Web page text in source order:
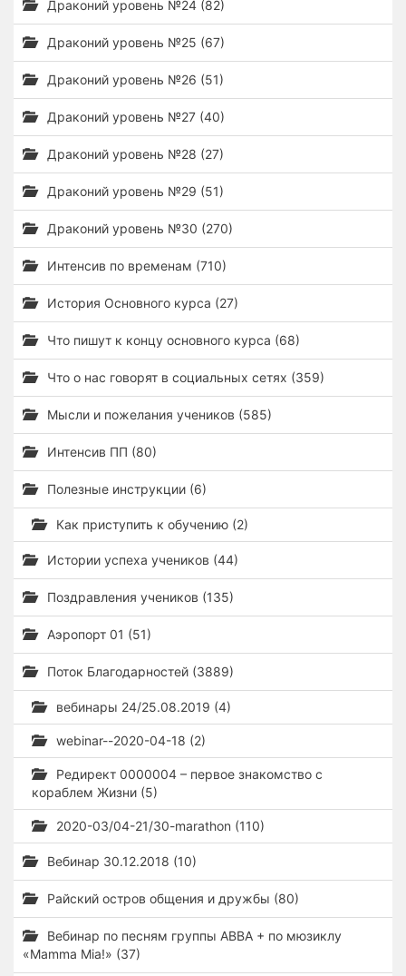
Драконий уровень №24 (82)
Драконий уровень №25 (67)
Драконий уровень №26 (51)
Драконий уровень №27 (40)
Драконий уровень №28 (27)
Драконий уровень №29 (51)
Драконий уровень №30 (270)
Интенсив по временам (710)
История Основного курса (27)
Что пишут к концу основного курса (68)
Что о нас говорят в социальных сетях (359)
Мысли и пожелания учеников (585)
Интенсив ПП (80)
Полезные инструкции (6)
Как приступить к обучению (2)
Истории успеха учеников (44)
Поздравления учеников (135)
Аэропорт 01 (51)
Поток Благодарностей (3889)
вебинары 24/25.08.2019 (4)
webinar--2020-04-18 (2)
Редирект 0000004 – первое знакомство с
кораблем Жизни (5)
2020-03/04-21/30-marathon (110)
Вебинар 30.12.2018 (10)
Райский остров общения и дружбы (80)
Вебинар по песням группы ABBA + по мюзиклу
«Mamma Mia!» (37)